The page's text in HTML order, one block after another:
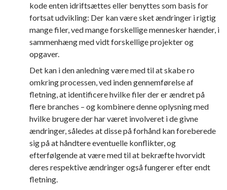
kode enten idriftsættes eller benyttes som basis for
fortsat udvikling: Der kan være sket ændringer i rigtig
mange filer, ved mange forskellige mennesker hænder, i
sammenhæng med vidt forskellige projekter og
opgaver.
Det kan i den anledning være med til at skabe ro
omkring processen, ved inden gennemførelse af
fletning, at identificere hvilke filer der er ændret på
flere branches – og kombinere denne oplysning med
hvilke brugere der har været involveret i de givne
ændringer, således at disse på forhånd kan foreberede
sig på at håndtere eventuelle konflikter, og
efterfølgende at være med til at bekræfte hvorvidt
deres respektive ændringer også fungerer efter endt
fletning.